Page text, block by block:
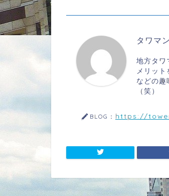
タワマ
地方タワ
メリッ
などの趣
（笑）
BLOG： https://